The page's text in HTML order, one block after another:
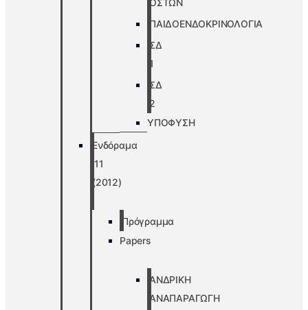
ΟΣΤΩΝ
ΠΑΙΔΟΕΝΔΟΚΡΙΝΟΛΟΓΙΑ
ΣΔ
1
ΣΔ
2
ΥΠΟΦΥΣΗ
Ενδόραμα
’11
(2012)
Πρόγραμμα
Papers
ΑΝΔΡΙΚΗ
ΑΝΑΠΑΡΑΓΩΓΗ